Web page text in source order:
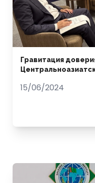
Гравитация
15/06/2024